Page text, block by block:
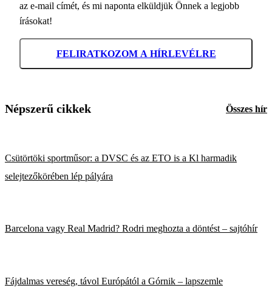
az e-mail címét, és mi naponta elküldjük Önnek a legjobb
írásokat!
FELIRATKOZOM A HÍRLEVÉLRE
Népszerű cikkek Összes hír
Csütörtöki sportműsor: a DVSC és az ETO is a Kl harmadik
selejtezőkörében lép pályára
Barcelona vagy Real Madrid? Rodri meghozta a döntést – sajtóhír
Fájdalmas vereség, távol Európától a Górnik – lapszemle